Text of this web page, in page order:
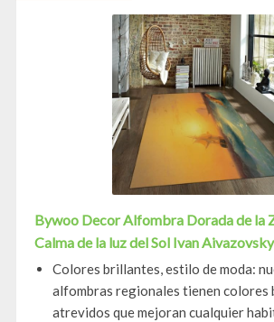
Bywoo Decor Alfombra Dorada de la
Calma de la luz del Sol Ivan
Colores brillantes, estilo de moda:
alfombras regionales tienen colores
atrevidos que mejoran cualquier